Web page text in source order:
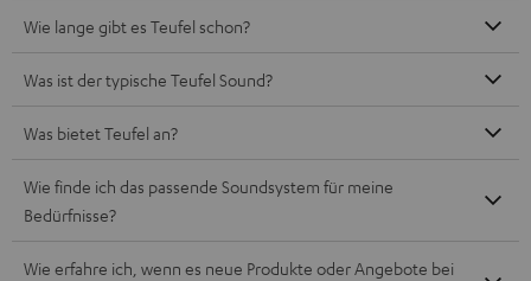
Wie lange gibt es Teufel schon?
Was ist der typische Teufel Sound?
Was bietet Teufel an?
Wie finde ich das passende Soundsystem für meine
Bedürfnisse?
Wie erfahre ich, wenn es neue Produkte oder Angebote bei